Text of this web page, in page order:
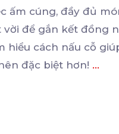
ấm cúng, đầy đủ
vời để gắn kết đồng
hiểu cách nấu cỗ
đặc biệt hơn! ...